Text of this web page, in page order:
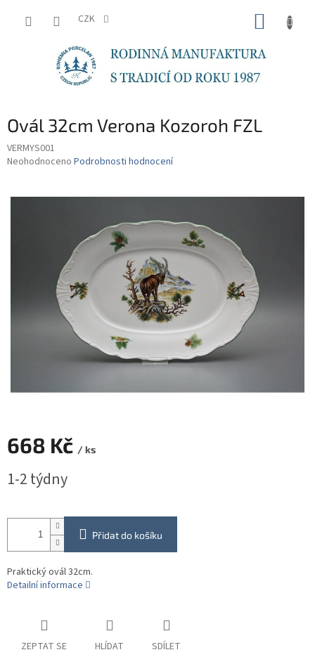
CZK
Ovál 32cm Verona Kozoroh FZL
VERMYS001
Průměrné
je
Neohodnoceno Podrobnosti hodnocení
668 Kč / ks
cena:
1-2 týdny
Přidat do košíku
Praktický ovál 32cm.
Detailní informace
ZEPTAT SE HLÍDAT SDÍLET